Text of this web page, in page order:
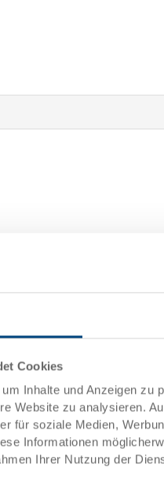
Cookies
Inhalte und Anzeigen zu
Website zu analysieren.
für soziale Medien,
Informationen
Ihrer Nutzung der
26 mm